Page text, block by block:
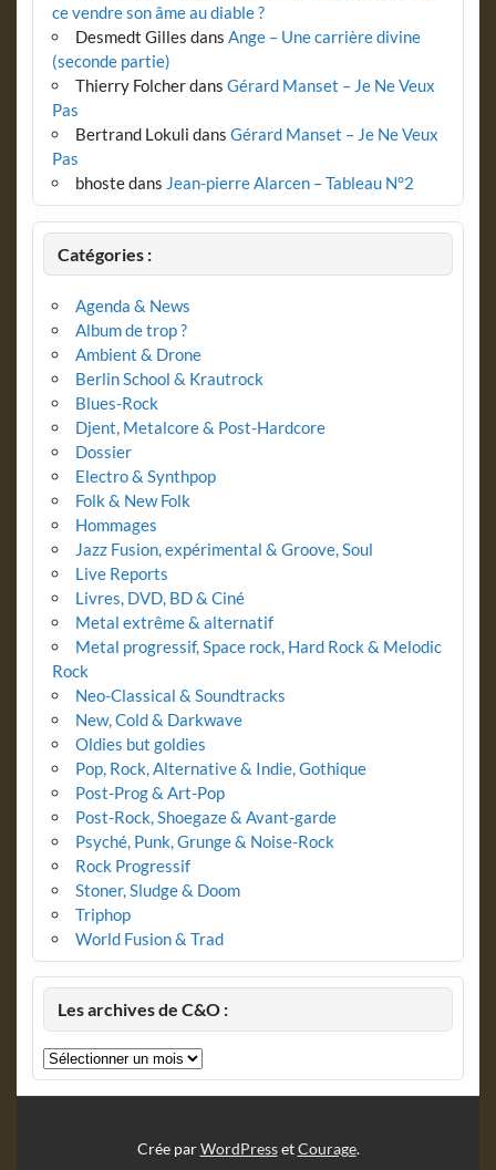
ce vendre son âme au diable ?
Desmedt Gilles dans Ange – Une carrière divine
(seconde partie)
Thierry Folcherdans Gérard Manset – Je Ne Veux
Pas
Bertrand Lokuli dans Gérard Manset – Je Ne Veux
Pas
bhostedans Jean-pierre Alarcen – Tableau N°2
Catégories :
Agenda & News
Album de trop ?
Ambient & Drone
Berlin School & Krautrock
Blues-Rock
Djent, Metalcore & Post-Hardcore
Dossier
Electro & Synthpop
Folk & New Folk
Hommages
Jazz Fusion, expérimental & Groove, Soul
Live Reports
Livres, DVD, BD & Ciné
Metal extrême & alternatif
Metal progressif, Space rock, Hard Rock & Melodic
Rock
Neo-Classical & Soundtracks
New, Cold & Darkwave
Oldies but goldies
Pop, Rock, Alternative & Indie, Gothique
Post-Prog & Art-Pop
Post-Rock, Shoegaze & Avant-garde
Psyché, Punk, Grunge & Noise-Rock
Rock Progressif
Stoner, Sludge & Doom
Triphop
World Fusion & Trad
Les archives de C&O :
Les
archives
Crée parWordPressetCourage.